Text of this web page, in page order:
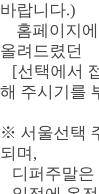
바랍니다.)
홈페이지에
올려드렸던
[선택에서
해 주시기를
※ 서울선택
되며,
디퍼주말